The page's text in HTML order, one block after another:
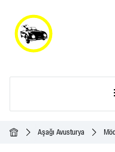
Ana SayfaAşağı Avusturya